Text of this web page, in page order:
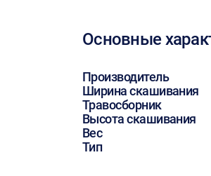
Основные
Производитель
Ширина скашивания
Травосборник
Высота скашивания
Вес
Тип